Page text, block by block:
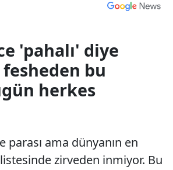
'pahalı' diye
bu
herkes
parası ama dünyanın en
zirveden inmiyor. Bu